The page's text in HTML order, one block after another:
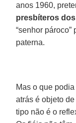
anos 1960,
presbíteros
“senhor
paterna.
Mas o que
atrás é objeto
tipo não é o